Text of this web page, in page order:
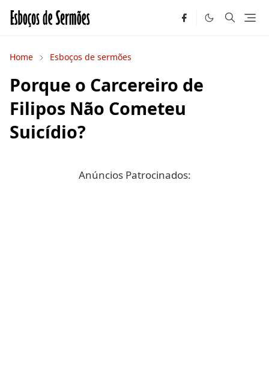
Home Esboços de sermões
Porque o Carcereiro de
Filipos Não Cometeu
Suicídio?
Anúncios Patrocinados: